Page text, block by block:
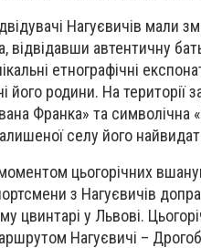
Нагуєвичів мали
відвідавши автентичну
етнографічні
його родини. На території
Франка» та символічна
селу його
цьогорічних
з Нагуєвичів
цвинтарі у Львові.
Нагуєвичі –